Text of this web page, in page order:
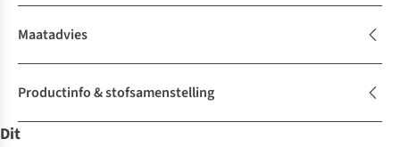
Maatadvies
Productinfo & stofsamenstelling
Dit